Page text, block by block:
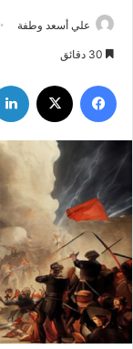
علي أسعد وطفة
فيسبوك